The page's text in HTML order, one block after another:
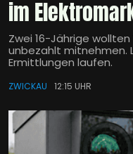
im
Zwei 16-Jährige wollten
unbezahlt mitnehmen.
Ermittlungen laufen.
ZWICKAU 12:15 UHR